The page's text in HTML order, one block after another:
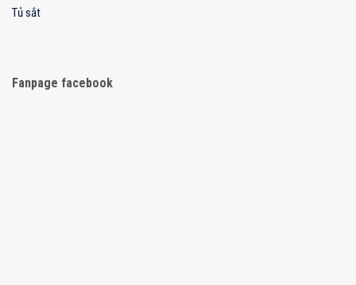
Tủ sắt
Fanpage facebook